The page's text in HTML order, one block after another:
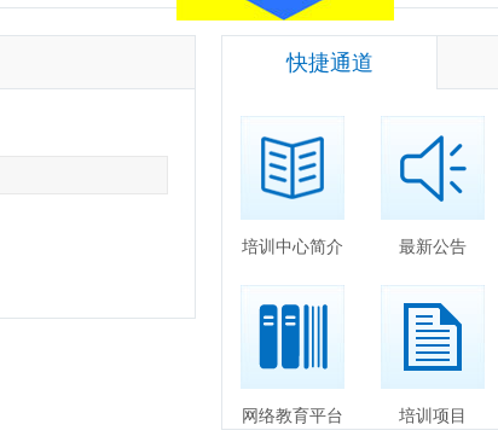
快捷通道
培训中心简介 最新公告
网络教育平台 培训项目